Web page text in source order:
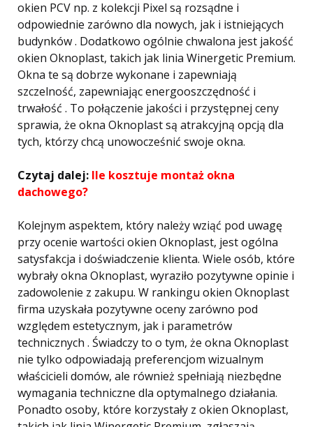
okien PCV np. z kolekcji Pixel są rozsądne i
odpowiednie zarówno dla nowych, jak i istniejących
budynków . Dodatkowo ogólnie chwalona jest jakość
okien Oknoplast, takich jak linia Winergetic Premium.
Okna te są dobrze wykonane i zapewniają
szczelność, zapewniając energooszczędność i
trwałość . To połączenie jakości i przystępnej ceny
sprawia, że ​​okna Oknoplast są atrakcyjną opcją dla
tych, którzy chcą unowocześnić swoje okna.
Czytaj dalej: Ile kosztuje montaż okna
dachowego?
Kolejnym aspektem, który należy wziąć pod uwagę
przy ocenie wartości okien Oknoplast, jest ogólna
satysfakcja i doświadczenie klienta. Wiele osób, które
wybrały okna Oknoplast, wyraziło pozytywne opinie i
zadowolenie z zakupu. W rankingu okien Oknoplast
firma uzyskała pozytywne oceny zarówno pod
względem estetycznym, jak i parametrów
technicznych . Świadczy to o tym, że okna Oknoplast
nie tylko odpowiadają preferencjom wizualnym
właścicieli domów, ale również spełniają niezbędne
wymagania techniczne dla optymalnego działania.
Ponadto osoby, które korzystały z okien Oknoplast,